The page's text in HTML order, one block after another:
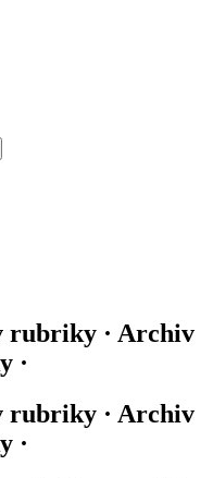
rubriky · Archiv
·
rubriky · Archiv
·